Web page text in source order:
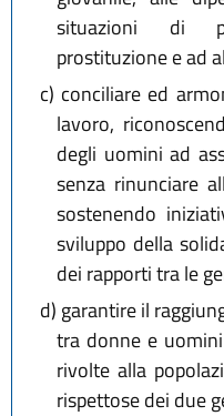
situazioni di
prostituzione e ad
c) conciliare ed
lavoro,
degli uomini ad
senza rinunciare
sostenendo
sviluppo della
dei rapporti tra le
d) garantire il
tra donne e
rivolte alla
rispettose dei due